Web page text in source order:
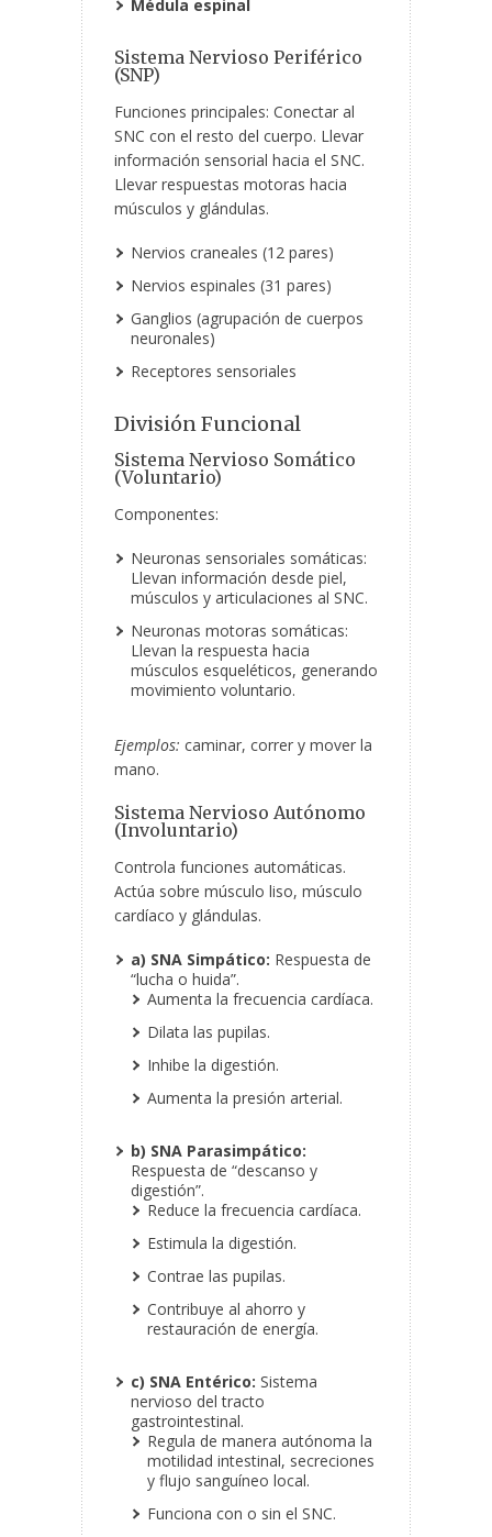
Médula espinal
Sistema Nervioso Periférico
(SNP)
Funciones principales: Conectar al
SNC con el resto del cuerpo. Llevar
información sensorial hacia el SNC.
Llevar respuestas motoras hacia
músculos y glándulas.
Nervios craneales (12 pares)
Nervios espinales (31 pares)
Ganglios (agrupación de cuerpos
neuronales)
Receptores sensoriales
División Funcional
Sistema Nervioso Somático
(Voluntario)
Componentes:
Neuronas sensoriales somáticas:
Llevan información desde piel,
músculos y articulaciones al SNC.
Neuronas motoras somáticas:
Llevan la respuesta hacia
músculos esqueléticos, generando
movimiento voluntario.
Ejemplos: caminar, correr y mover la
mano.
Sistema Nervioso Autónomo
(Involuntario)
Controla funciones automáticas.
Actúa sobre músculo liso, músculo
cardíaco y glándulas.
a) SNA Simpático: Respuesta de
“lucha o huida”.
Aumenta la frecuencia cardíaca.
Dilata las pupilas.
Inhibe la digestión.
Aumenta la presión arterial.
b) SNA Parasimpático:
Respuesta de “descanso y
digestión”.
Reduce la frecuencia cardíaca.
Estimula la digestión.
Contrae las pupilas.
Contribuye al ahorro y
restauración de energía.
c) SNA Entérico: Sistema
nervioso del tracto
gastrointestinal.
Regula de manera autónoma la
motilidad intestinal, secreciones
y flujo sanguíneo local.
Funciona con o sin el SNC.